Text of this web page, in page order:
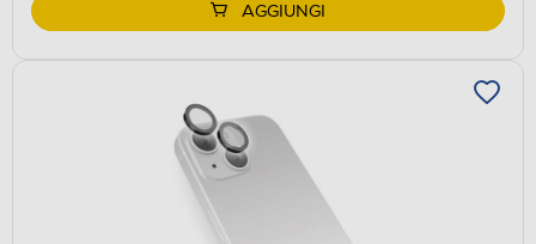
AGGIUNGI